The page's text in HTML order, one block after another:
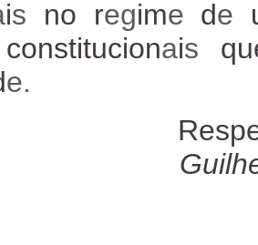
is no regime de
ais
e.